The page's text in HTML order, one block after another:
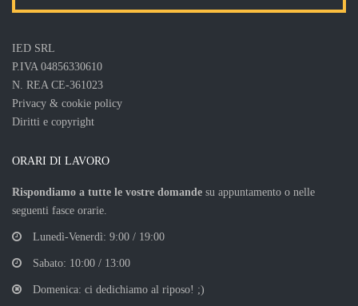
IED SRL
P.IVA 04856330610
N. REA CE-361023
Privacy & cookie policy
Diritti e copyright
ORARI DI LAVORO
Rispondiamo a tutte le vostre domande su appuntamento o nelle
seguenti fasce orarie.
Lunedì-Venerdì: 9:00 / 19:00
Sabato: 10:00 / 13:00
Domenica: ci dedichiamo al riposo! ;)